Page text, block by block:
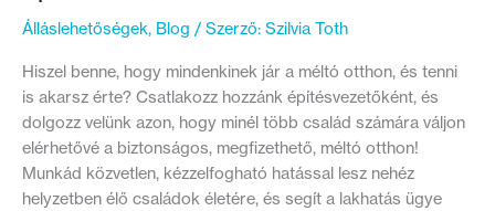
Álláslehetőségek, Blog / Szerző: Szilvia Toth
Hiszel benne, hogy mindenkinek jár a méltó otthon, és tenni
is akarsz érte? Csatlakozz hozzánk építésvezetőként, és
dolgozz velünk azon, hogy minél több család számára váljon
elérhetővé a biztonságos, megfizethető, méltó otthon!
Munkád közvetlen, kézzelfogható hatással lesz nehéz
helyzetben élő családok életére, és segít a lakhatás ügye